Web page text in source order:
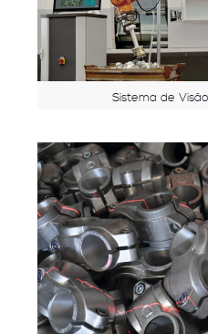
Sistema de